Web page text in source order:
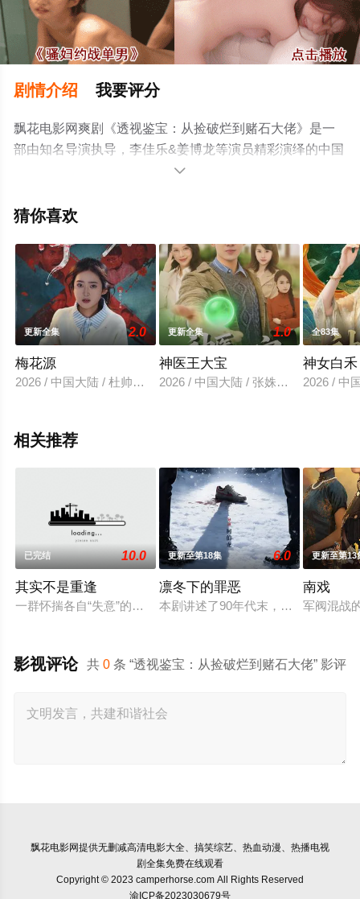
剧情介绍 我要评分
飘花电影网爽剧《透视鉴宝：从捡破烂到赌石大佬》是一
部由知名导演执导，李佳乐&姜博龙等演员精彩演绎的中国
大陆电视剧，大结局剧情已揭晓（更新全集），手机免费
视剧提前免费观看，更多剧情信息可移步至豆瓣电视剧、

猜你喜欢
更新全集 2.0
梅花源
2026 / 中国大陆 / 杜帅＆郭思宇
更新全集 1.0
神医王大宝
2026 / 中国大陆 / 张姝婧＆杜宇琪
全83集
神女白禾
2026 / 中
相关推荐
已完结 10.0
其实不是重逢
一群怀揣各自“失意”的年轻人，在沿海小城南安相遇相知，他
更新至第18集 6.0
凛冬下的罪恶
本剧讲述了90年代末，怒河市刑侦支
更新至第13
南戏
军阀混战
共0 条 “透视鉴宝：从捡破烂到赌石大佬” 影评
影视评论
飘花电影网提供无删减高清电影大全、搞笑综艺、热血动漫、热播电视
剧全集免费在线观看
Copyright © 2023 camperhorse.com All Rights Reserved
渝ICP备2023030679号